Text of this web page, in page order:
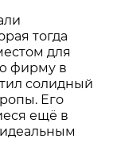
тогда
для
фирму в
солидный
Его
ещё в